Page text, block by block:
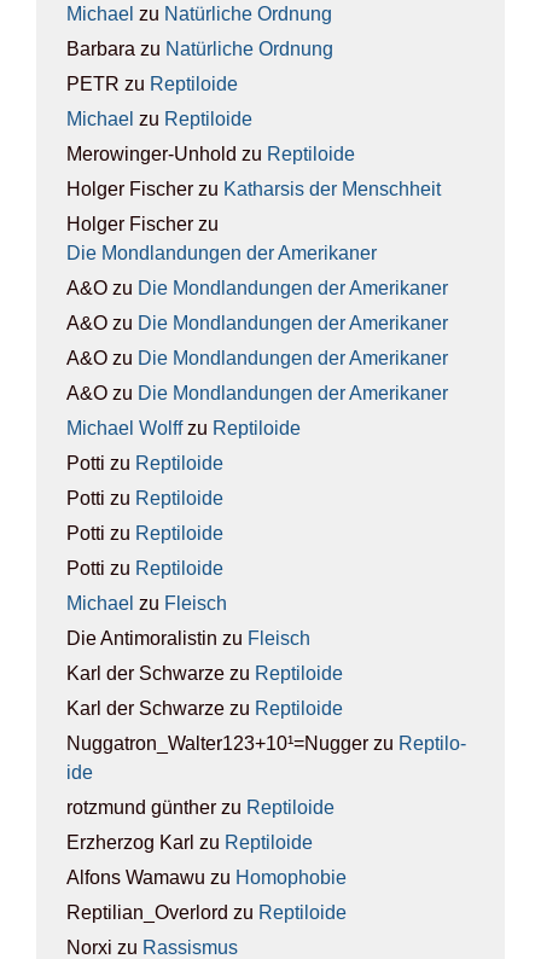
Michael zu Natür­li­che Ord­nung
Barbara zu Natür­li­che Ord­nung
PETR zu Rep­ti­lo­ide
Michael zu Rep­ti­lo­ide
Merowinger-Unhold zu Rep­ti­lo­ide
Holger Fischer zu Kathar­sis der Mensch­heit
Holger Fischer zu
Die Mond­lan­dun­gen der Ame­ri­ka­ner
A&O zu Die Mond­lan­dun­gen der Ame­ri­ka­ner
A&O zu Die Mond­lan­dun­gen der Ame­ri­ka­ner
A&O zu Die Mond­lan­dun­gen der Ame­ri­ka­ner
A&O zu Die Mond­lan­dun­gen der Ame­ri­ka­ner
Michael Wolffzu Rep­ti­lo­ide
Potti zu Rep­ti­lo­ide
Potti zu Rep­ti­lo­ide
Potti zu Rep­ti­lo­ide
Potti zu Rep­ti­lo­ide
Michael zu Fleisch
Die Antimoralistin zu Fleisch
Karl der Schwarze zu Rep­ti­lo­ide
Karl der Schwarze zu Rep­ti­lo­ide
Nuggatron_Walter123+10¹=Nugger zu Rep­ti­lo­
ide
rotzmund günther zu Rep­ti­lo­ide
Erzherzog Karl zu Rep­ti­lo­ide
Alfons Wamawu zu Homo­pho­bie
Reptilian_Overlord zu Rep­ti­lo­ide
Norxi zu Ras­sis­mus